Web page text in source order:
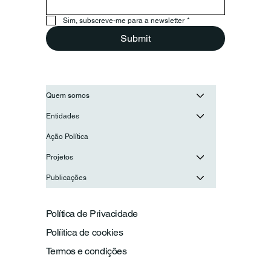
para reforçar a cooperação entre as
juventudes ibero-americanas
Sim, subscreve-me para a newsletter *
Submit
Quem somos
Entidades
Ação Política
Projetos
Publicações
Política de Privacidade
Termos e condições
Políitica de cookies